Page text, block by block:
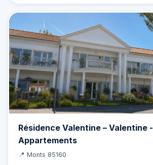
Résidence Valentine – Valentine -
Appartements
📍 Monts 85160